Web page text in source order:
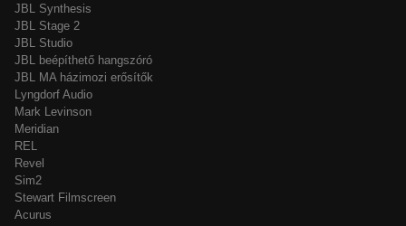
JBL Synthesis
JBL Stage 2
JBL Studio
JBL beépíthető hangszóró
JBL MA házimozi erősítők
Lyngdorf Audio
Mark Levinson
Meridian
REL
Revel
Sim2
Stewart Filmscreen
Acurus